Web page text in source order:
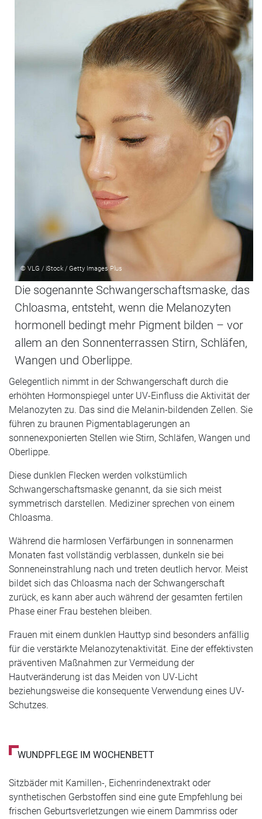
© VLG / iStock / Getty Images Plus
Die sogenannte Schwangerschaftsmaske, das
Chloasma, entsteht, wenn die Melanozyten
hormonell bedingt mehr Pigment bilden – vor
allem an den Sonnenterrassen Stirn, Schläfen,
Wangen und Oberlippe.
Gelegentlich nimmt in der Schwangerschaft durch die
erhöhten Hormonspiegel unter UV-Einfluss die Aktivität der
Melanozyten zu. Das sind die Melanin-bildenden Zellen. Sie
führen zu braunen Pigmentablagerungen an
sonnenexponierten Stellen wie Stirn, Schläfen, Wangen und
Oberlippe.
Diese dunklen Flecken werden volkstümlich
Schwangerschaftsmaske genannt, da sie sich meist
symmetrisch darstellen. Mediziner sprechen von einem
Chloasma.
Während die harmlosen Verfärbungen in sonnenarmen
Monaten fast vollständig verblassen, dunkeln sie bei
Sonneneinstrahlung nach und treten deutlich hervor. Meist
bildet sich das Chloasma nach der Schwangerschaft
zurück, es kann aber auch während der gesamten fertilen
Phase einer Frau bestehen bleiben.
Frauen mit einem dunklen Hauttyp sind besonders anfällig
für die verstärkte Melanozytenaktivität. Eine der effektivsten
präventiven Maßnahmen zur Vermeidung der
Hautveränderung ist das Meiden von UV-Licht
beziehungsweise die konsequente Verwendung eines UV-
Schutzes.
WUNDPFLEGE IM WOCHENBETT
Sitzbäder mit Kamillen-, Eichenrindenextrakt oder
synthetischen Gerbstoffen sind eine gute Empfehlung bei
frischen Geburtsverletzungen wie einem Dammriss oder